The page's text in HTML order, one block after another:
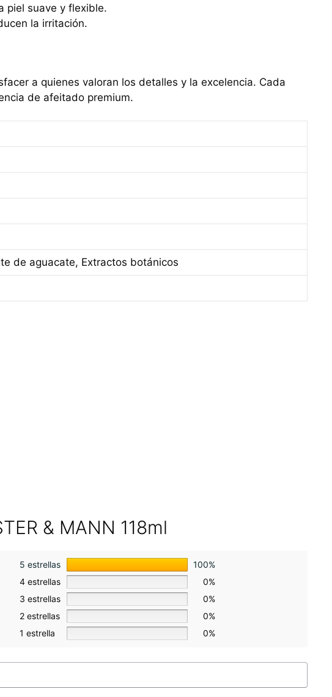
piel suave y flexible.
la irritación.
a quienes valoran los detalles y la excelencia. Cada
de afeitado premium.
de aguacate, Extractos botánicos
& MANN 118ml
5 estrellas
100%
4 estrellas
0%
3 estrellas
0%
2 estrellas
0%
1 estrella
0%